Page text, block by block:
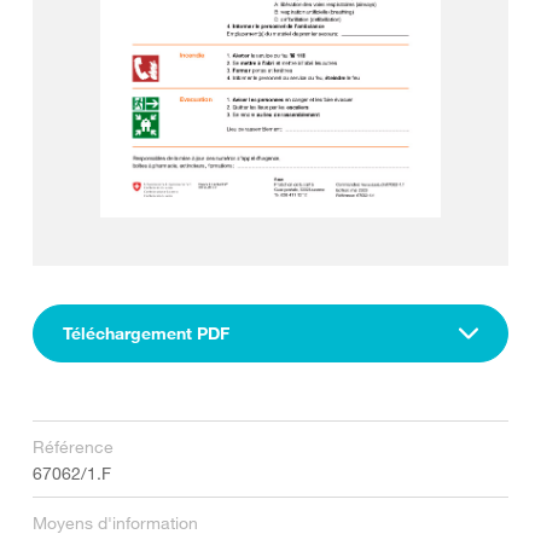
Téléchargement PDF
Référence
67062/1.F
Moyens d'information